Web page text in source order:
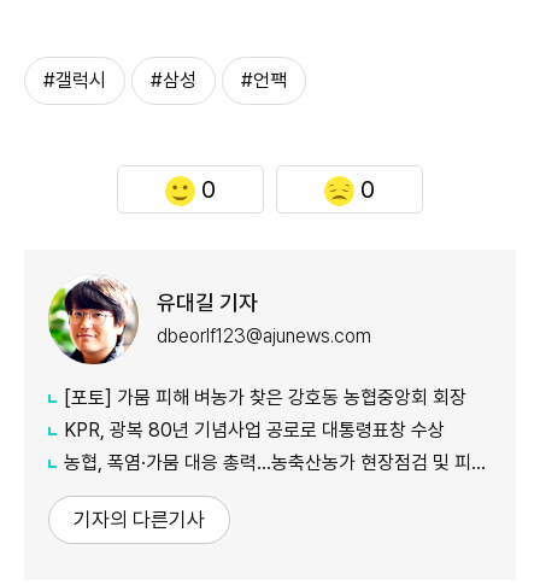
#갤럭시 #삼성 #언팩
0 0
유대길 기자
dbeorlf123@ajunews.com
[포토] 가뭄 피해 벼농가 찾은 강호동 농협중앙회 회장
KPR, 광복 80년 기념사업 공로로 대통령표창 수상
농협, 폭염·가뭄 대응 총력...농축산농가 현장점검 및 피해 예방 강화
기자의 다른기사